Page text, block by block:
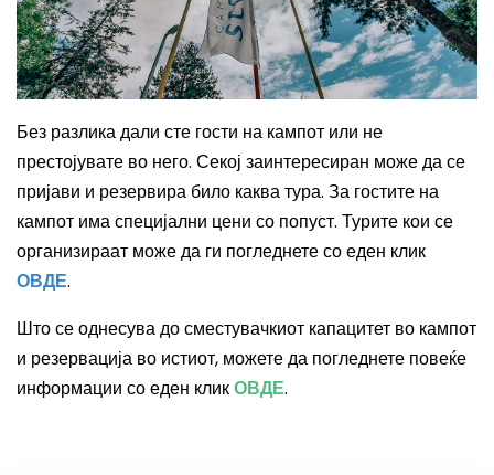
Без разлика дали сте гости на кампот или не
престојувате во него. Секој заинтересиран може да се
пријави и резервира било каква тура. За гостите на
кампот има специјални цени со попуст. Турите кои се
организираат може да ги погледнете со еден клик
ОВДЕ.
Што се однесува до сместувачкиот капацитет во кампот
и резервација во истиот, можете да погледнете повеќе
информации со еден кликОВДЕ.